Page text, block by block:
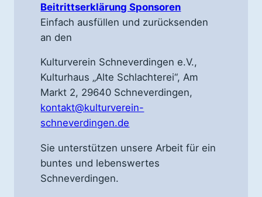
Beitrittserklärung Sponsoren
Einfach ausfüllen und zurücksenden
an den
Kulturverein Schneverdingen e.V.,
Kulturhaus „Alte Schlachterei“, Am
Markt 2, 29640 Schneverdingen,
kontakt@kulturverein-
schneverdingen.de
Sie unterstützen unsere Arbeit für ein
buntes und lebenswertes
Schneverdingen.